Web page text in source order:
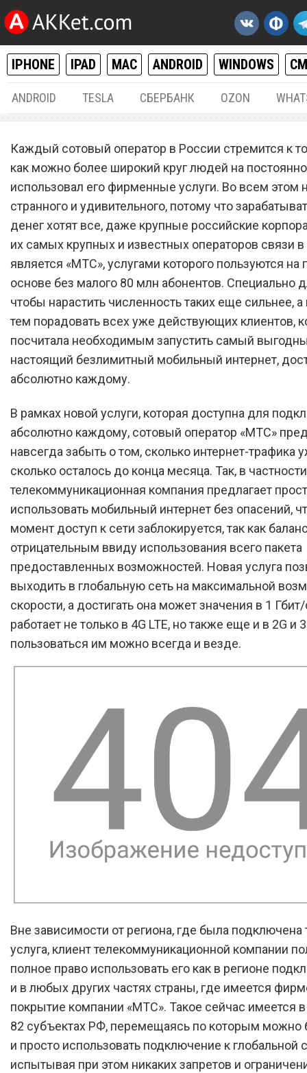
IPHONE IPAD MAC ANDROID WINDOWS
ANDROID TESLA СБЕРБАНК OZON
Сотовый оператор «МТС»
запустил самый
настоящий безлимитный
мобильный интернет
Каждый сотовый оператор в России стремится к
как можно более широкий круг людей на
использовал его фирменные услуги. Во всем этом
странного и удивительного, потому что
денег хотят все, даже крупные российские
их самых крупных и известных операторов связи в
является «МТС», услугами которого пользуются на
основе без малого 80 млн абонентов. Специально
чтобы нарастить численность таких еще сильнее,
тем порадовать всех уже действующих клиентов,
посчитала необходимым запустить самый
настоящий безлимитный мобильный интернет,
абсолютно каждому.
В рамках новой услуги, которая доступна для
абсолютно каждому, сотовый оператор «МТС»
навсегда забыть о том, сколько интернет-трафика
сколько осталось до конца месяца. Так, в
телекоммуникационная компания предлагает
использовать мобильный интернет без опасений,
момент доступ к сети заблокируется, так как
отрицательным ввиду использования всего пакета
предоставленных возможностей. Новая услуга
выходить в глобальную сеть на максимальной
скорости, а достигать она может значения в 1
работает не только в 4G LTE, но также еще и в 2G и
пользоваться им можно всегда и везде.
Вне зависимости от региона, где была подключена
услуга, клиент телекоммуникационной компании
полное право использовать его как в регионе
и в любых других частях страны, где имеется
покрытие компании «МТС». Такое сейчас имеется
82 субъектах РФ, перемещаясь по которым можно
и просто использовать подключение к глобальной
испытывая при этом никаких запретов и